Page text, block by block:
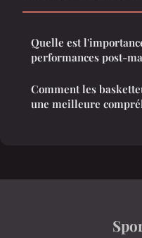
Quelle est
performances post-
Comment les
une meilleure